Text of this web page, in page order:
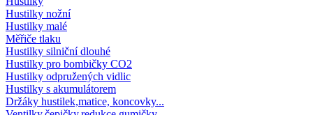
Hustilky nožní
Hustilky malé
Měřiče tlaku
Hustilky silniční dlouhé
Hustilky pro bombičky CO2
Hustilky odpružených vidlic
Hustilky s akumulátorem
Držáky hustilek,matice, koncovky...